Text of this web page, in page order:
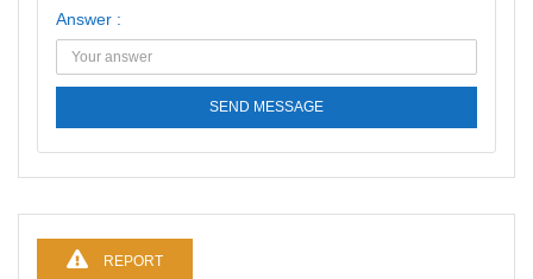
Answer :
SEND MESSAGE
REPORT